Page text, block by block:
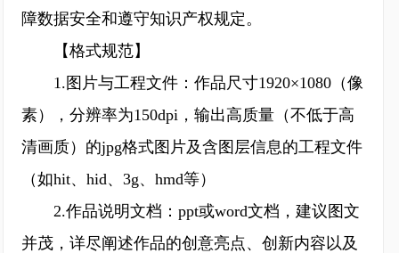
障数据安全和遵守知识产权规定。
【格式规范】
1.图片与工程文件：作品尺寸1920×1080（像
素），分辨率为150dpi，输出高质量（不低于高
清画质）的jpg格式图片及含图层信息的工程文件
（如hit、hid、3g、hmd等）
2.作品说明文档：ppt或word文档，建议图文
并茂，详尽阐述作品的创意亮点、创新内容以及